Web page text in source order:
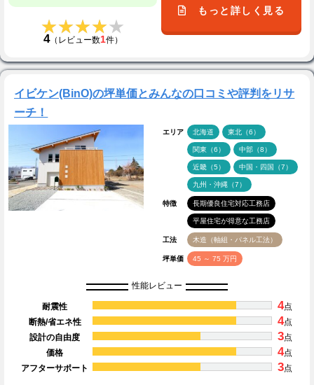
★★★★★
★★★★★
4（レビュー数1件）
もっと詳しく見る
イビケン(BinO)の坪単価とみんなの口コミや評判をリサ
ーチ！
エリア 北海道 東北（6）
関東（6） 中部（8）
近畿（5） 中国・四国（7）
九州・沖縄（7）
特徴 長期優良住宅対応工務店
平屋住宅が得意な工務店
工法 木造（軸組・パネル工法）
坪単価 45 ～ 75 万円
性能レビュー
耐震性 4点
断熱/省エネ性
4点
設計の自由度
3点
価格
4点
アフターサポート
3点